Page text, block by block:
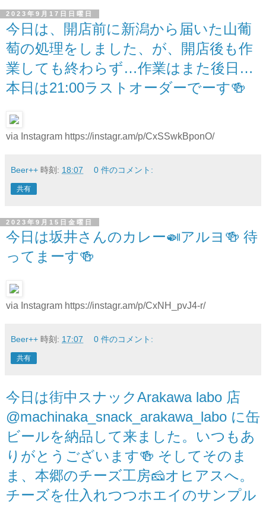
2023年9月17日日曜日
今日は、開店前に新潟から届いた山葡
萄の処理をしました、が、開店後も作
業しても終わらず…作業はまた後日…
本日は21:00ラストオーダーでーす🍻
via Instagram https://instagr.am/p/CxSSwkBponO/
Beer++ 時刻: 18:07 0 件のコメント:
共有
2023年9月15日金曜日
今日は坂井さんのカレー🍛アルヨ🍻 待
ってまーす🍻
via Instagram https://instagr.am/p/CxNH_pvJ4-r/
Beer++ 時刻: 17:07 0 件のコメント:
共有
今日は街中スナックArakawa labo 店
@machinaka_snack_arakawa_labo に缶
ビールを納品して来ました。いつもあ
りがとうございます🍻 そしてそのま
ま、本郷のチーズ工房🧀オヒアスへ。
チーズを仕入れつつホエイのサンプル